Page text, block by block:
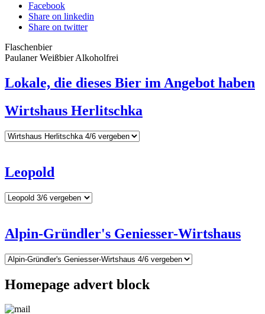
Facebook
Share on linkedin
Share on twitter
Flaschenbier
Paulaner Weißbier Alkoholfrei
Lokale, die dieses Bier im Angebot haben
Wirtshaus Herlitschka
Leopold
Alpin-Gründler's Geniesser-Wirtshaus
Homepage advert block